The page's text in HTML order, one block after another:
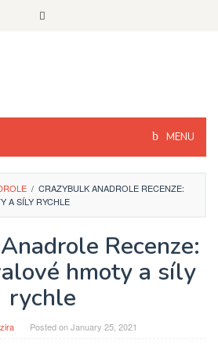
MENU
/ CRAZYBULK ANADROLE RECENZE:
A SÍLY RYCHLE
Recenze:
hmoty a síly
rychle
Posted onJanuary 25, 2021